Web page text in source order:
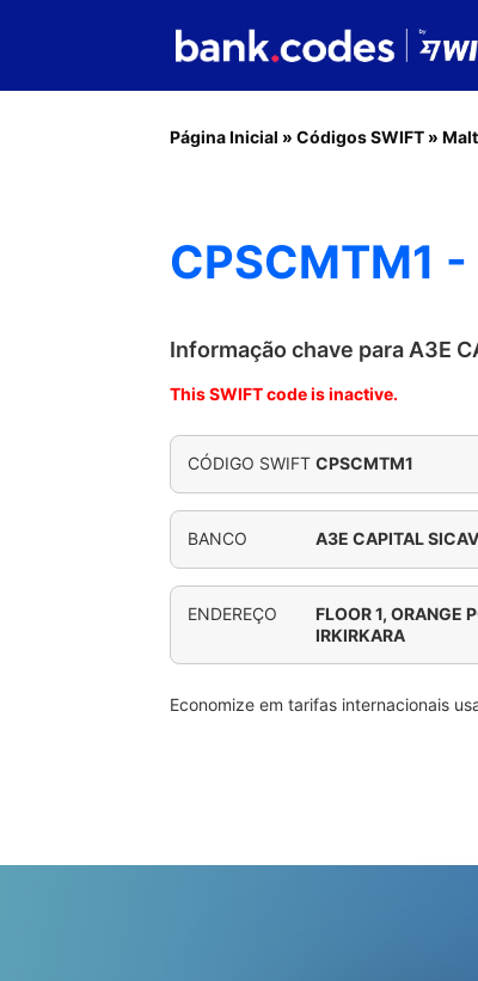
Página Inicial » Códigos SWIFT »
CPSCMTM1
Informação chave para A3E
This SWIFT code is inactive.
CÓDIGO SWIFT CPSCMTM1
BANCO A3E CAPITAL
ENDEREÇO
FLOOR 1, ORANGE
IRKIRKARA
Economize em tarifas internacionais